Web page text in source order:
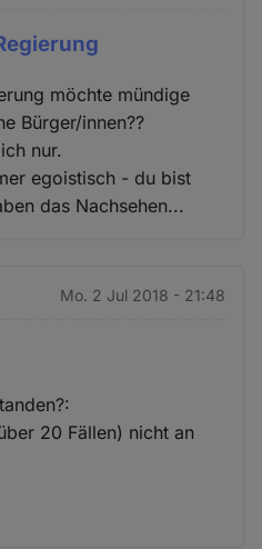
möchte mündige
Bürger/innen??
nur.
egoistisch - du bist
das Nachsehen...
Mo. 2 Jul 2018 - 21:48
20 Fällen) nicht an